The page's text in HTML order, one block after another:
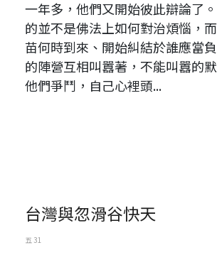
一年多，他們又開始彼此辯論了
的並不是佛法上如何對治煩惱，
苗何時到來、開始糾結於誰應當
的陣營互相叫囂著，不能叫囂的
他們爭鬥，自己心裡頭...
台灣與忽滑谷快天
五 31